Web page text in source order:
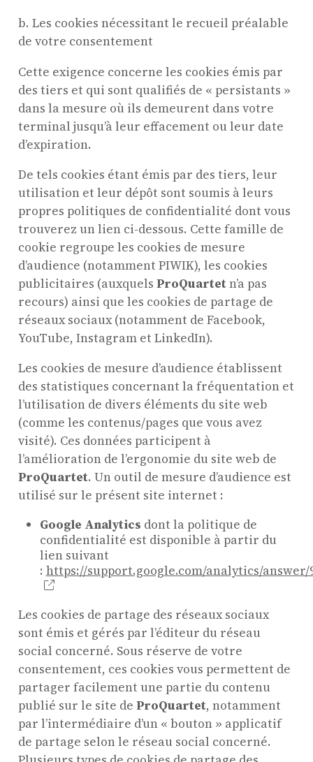
b. Les cookies nécessitant le recueil préalable
de votre consentement
Cette exigence concerne les cookies émis par
des tiers et qui sont qualifiés de « persistants »
dans la mesure où ils demeurent dans votre
terminal jusqu’à leur effacement ou leur date
d’expiration.
De tels cookies étant émis par des tiers, leur
utilisation et leur dépôt sont soumis à leurs
propres politiques de confidentialité dont vous
trouverez un lien ci-dessous. Cette famille de
cookie regroupe les cookies de mesure
d’audience (notamment PIWIK), les cookies
publicitaires (auxquelsProQuartetn’a pas
recours) ainsi que les cookies de partage de
réseaux sociaux (notamment de Facebook,
YouTube, Instagram et LinkedIn).
Les cookies de mesure d’audience établissent
des statistiques concernant la fréquentation et
l’utilisation de divers éléments du site web
(comme les contenus/pages que vous avez
visité). Ces données participent à
l’amélioration de l’ergonomie du site web de
ProQuartet. Un outil de mesure d’audience est
utilisé sur le présent site internet :
Google Analytics dont la politique de
confidentialité est disponible à partir du
lien suivant
: https://support.google.com/analytics/answer/
Les cookies de partage des réseaux sociaux
sont émis et gérés par l’éditeur du réseau
social concerné. Sous réserve de votre
consentement, ces cookies vous permettent de
partager facilement une partie du contenu
publié sur le site deProQuartet, notamment
par l’intermédiaire d’un « bouton » applicatif
de partage selon le réseau social concerné.